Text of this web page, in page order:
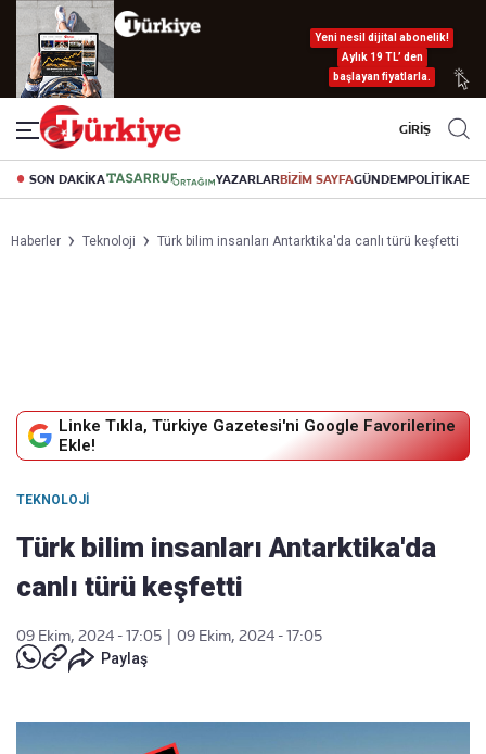
Yeni nesil dijital abonelik!
Aylık 19 TL’ den
başlayan fiyatlarla.
GİRİŞ
SON DAKİKA YAZARLARBİZİM SAYFAGÜNDEMPOLİTİKA
Haberler Teknoloji Türk bilim insanları Antarktika'da canlı türü keşfetti
Linke Tıkla, Türkiye Gazetesi'ni Google Favorilerine
Ekle!
TEKNOLOJI
Türk bilim insanları Antarktika'da
canlı türü keşfetti
09 Ekim, 2024 - 17:05
09 Ekim, 2024 - 17:05
Paylaş